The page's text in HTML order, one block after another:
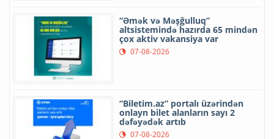
“Əmək və Məşğulluq”
altsistemində hazırda 65 mindən
çox aktiv vakansiya var
07-08-2026
“Biletim.az” portalı üzərindən
onlayn bilet alanların sayı 2
dəfəyədək artıb
07-08-2026